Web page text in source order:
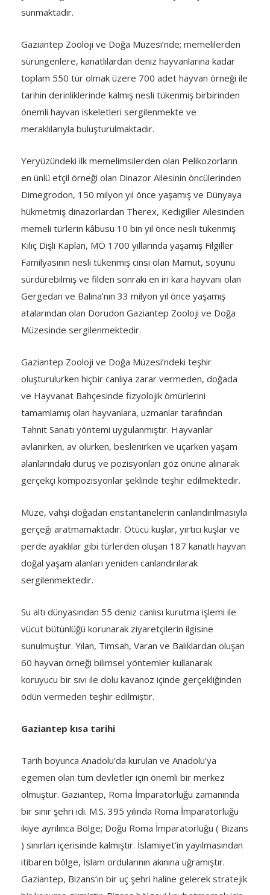
sunmaktadır.
Gaziantep Zooloji ve Doğa Müzesi’nde; memelilerden
sürüngenlere, kanatlılardan deniz hayvanlarına kadar
toplam 550 tür olmak üzere 700 adet hayvan örneği ile
tarihin derinliklerinde kalmış nesli tükenmiş birbirinden
önemli hayvan iskeletleri sergilenmekte ve
meraklılarıyla buluşturulmaktadır.
Yeryüzündeki ilk memelimsilerden olan Pelikozorların
en ünlü etçil örneği olan Dinazor Ailesinin öncülerinden
Dimegrodon, 150 milyon yıl önce yaşamış ve Dünyaya
hükmetmiş dinazorlardan Therex, Kedigiller Ailesinden
memeli türlerin kâbusu 10 bin yıl önce nesli tükenmiş
Kılıç Dişli Kaplan, MÖ 1700 yıllarında yaşamış Filgiller
Familyasının nesli tükenmiş cinsi olan Mamut, soyunu
sürdürebilmiş ve filden sonraki en iri kara hayvanı olan
Gergedan ve Balina’nın 33 milyon yıl önce yaşamış
atalarından olan Dorudon Gaziantep Zooloji ve Doğa
Müzesinde sergilenmektedir.
Gaziantep Zooloji ve Doğa Müzesi’ndeki teşhir
oluşturulurken hiçbir canlıya zarar vermeden, doğada
ve Hayvanat Bahçesinde fizyolojik ömürlerini
tamamlamış olan hayvanlara, uzmanlar tarafından
Tahnit Sanatı yöntemi uygulanmıştır. Hayvanlar
avlanırken, av olurken, beslenirken ve uçarken yaşam
alanlarındaki duruş ve pozisyonları göz önüne alınarak
gerçekçi kompozisyonlar şeklinde teşhir edilmektedir.
Müze, vahşi doğadan enstantanelerin canlandırılmasıyla
gerçeği aratmamaktadır. Ötücü kuşlar, yırtıcı kuşlar ve
perde ayaklılar gibi türlerden oluşan 187 kanatlı hayvan
doğal yaşam alanları yeniden canlandırılarak
sergilenmektedir.
Su altı dünyasından 55 deniz canlısı kurutma işlemi ile
vücut bütünlüğü korunarak ziyaretçilerin ilgisine
sunulmuştur. Yılan, Timsah, Varan ve Balıklardan oluşan
60 hayvan örneği bilimsel yöntemler kullanarak
koruyucu bir sıvı ile dolu kavanoz içinde gerçekliğinden
ödün vermeden teşhir edilmiştir.
Gaziantep kısa tarihi
Tarih boyunca Anadolu’da kurulan ve Anadolu’ya
egemen olan tüm devletler için önemli bir merkez
olmuştur. Gaziantep, Roma İmparatorluğu zamanında
bir sınır şehri idi. M.S. 395 yılında Roma İmparatorluğu
ikiye ayrılınca Bölge; Doğu Roma İmparatorluğu ( Bizans
) sınırları içerisinde kalmıştır. İslamiyet’in yayılmasından
itibaren bölge, İslam ordularının akınına uğramıştır.
Gaziantep, Bizans’ın bir uç şehri haline gelerek stratejik